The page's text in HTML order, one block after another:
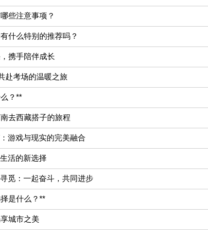
些注意事项？
什么特别的推荐吗？
携手陪伴成长
赴考场的温暖之旅
？**
去西藏搭子的旅程
游戏与现实的完美融合
活的新选择
觅：一起奋斗，共同进步
是什么？**
城市之美